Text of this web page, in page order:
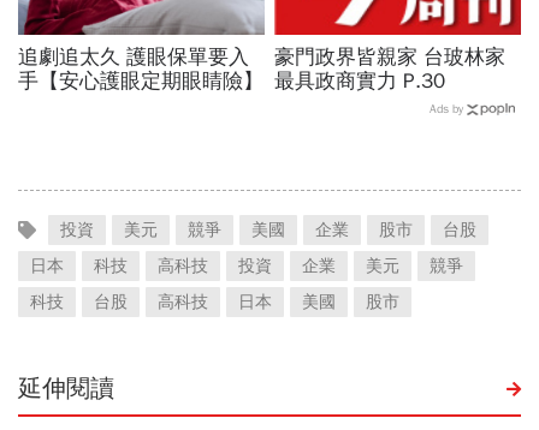
追劇追太久 護眼保單要入
手【安心護眼定期眼睛險】
豪門政界皆親家 台玻林家
最具政商實力 P.30
Ads by
投資 美元 競爭 美國 企業 股市
台股
日本
科技 高科技 投資 企業 美元
競爭
科技
台股 高科技 日本 美國 股市
延伸閱讀